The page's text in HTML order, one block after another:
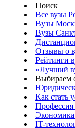
Поиск
Все вузы
Вузы
Вузы
Отзывы о
Рейтинги
«Лучший
Выбираем
Как стать
Профессия
IT-